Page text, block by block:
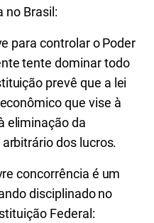
no Brasil:
para controlar o Poder
tente dominar todo
prevê que a lei
que vise à
eliminação da
dos lucros.
concorrência é um
disciplinado no
Federal: